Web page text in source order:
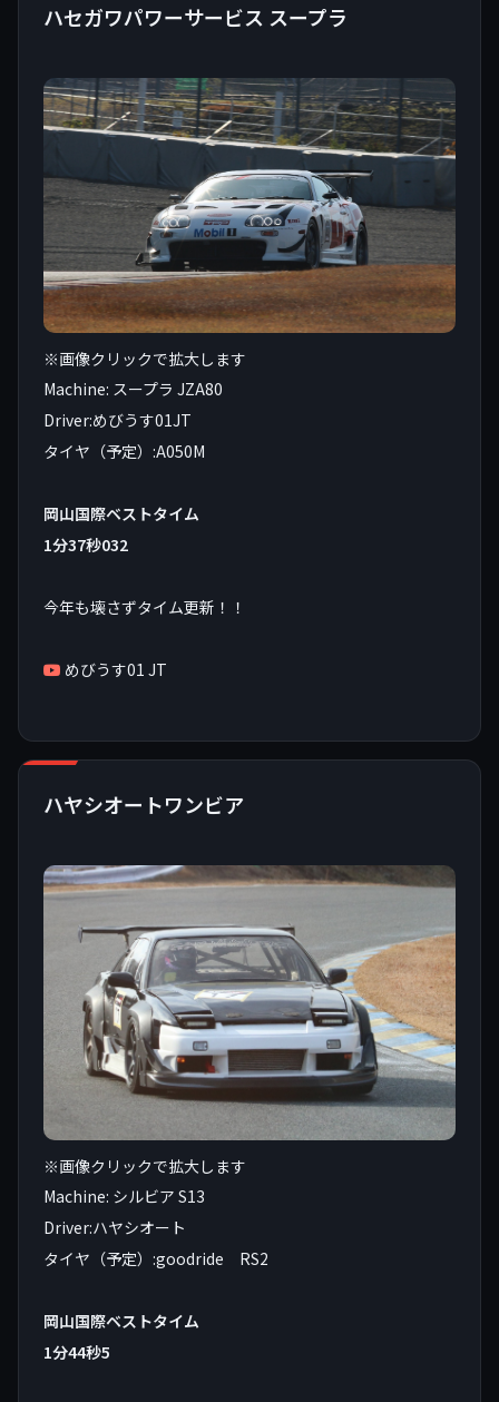
ハセガワパワーサービス スープラ
※画像クリックで拡大します
Machine: スープラ JZA80
Driver:めびうす01JT
タイヤ（予定）:A050M
岡山国際ベストタイム
1分37秒032
今年も壊さずタイム更新！！
めびうす01 JT
ハヤシオートワンビア
※画像クリックで拡大します
Machine: シルビア S13
Driver:ハヤシオート
タイヤ（予定）:goodride RS2
岡山国際ベストタイム
1分44秒5